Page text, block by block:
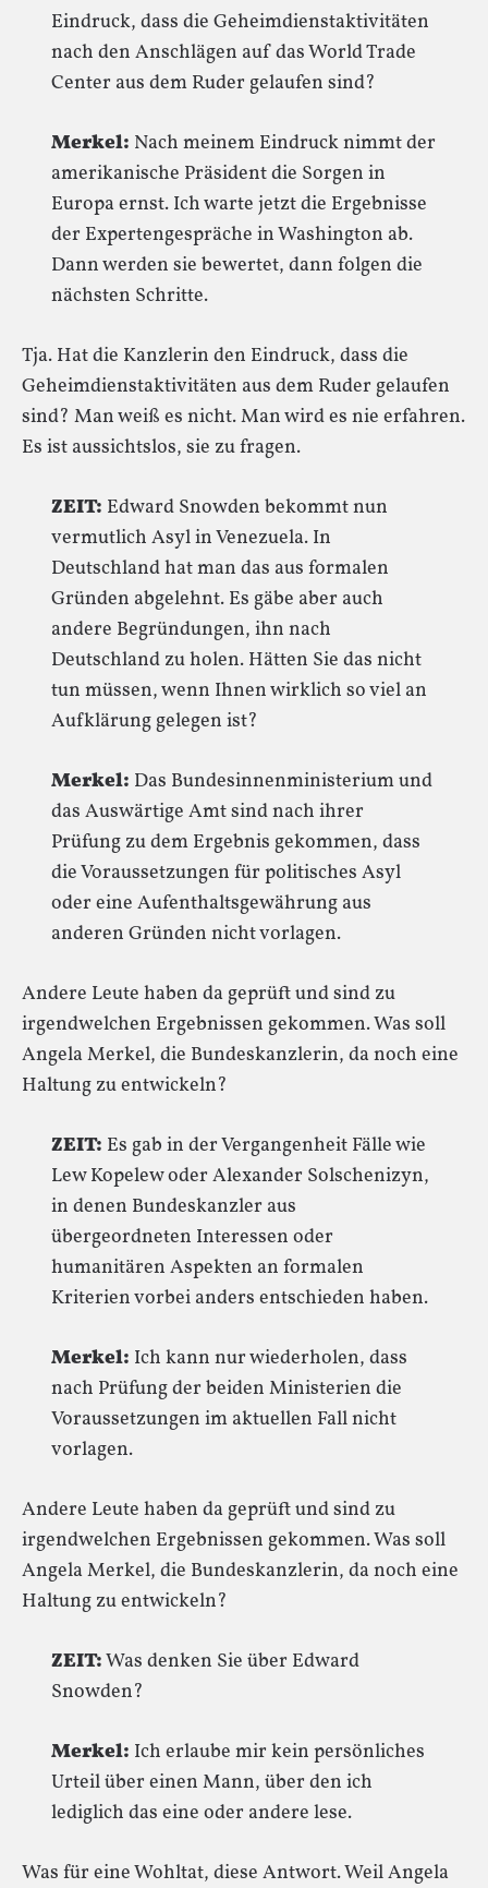
Eindruck, dass die Geheimdienstaktivitäten
nach den Anschlägen auf das World Trade
Center aus dem Ruder gelaufen sind?
Merkel: Nach meinem Eindruck nimmt der
amerikanische Präsident die Sorgen in
Europa ernst. Ich warte jetzt die Ergebnisse
der Expertengespräche in Washington ab.
Dann werden sie bewertet, dann folgen die
nächsten Schritte.
Tja. Hat die Kanzlerin den Eindruck, dass die
Geheimdienstaktivitäten aus dem Ruder gelaufen
sind? Man weiß es nicht. Man wird es nie erfahren.
Es ist aussichtslos, sie zu fragen.
ZEIT: Edward Snowden bekommt nun
vermutlich Asyl in Venezuela. In
Deutschland hat man das aus formalen
Gründen abgelehnt. Es gäbe aber auch
andere Begründungen, ihn nach
Deutschland zu holen. Hätten Sie das nicht
tun müssen, wenn Ihnen wirklich so viel an
Aufklärung gelegen ist?
Merkel: Das Bundesinnenministerium und
das Auswärtige Amt sind nach ihrer
Prüfung zu dem Ergebnis gekommen, dass
die Voraussetzungen für politisches Asyl
oder eine Aufenthaltsgewährung aus
anderen Gründen nicht vorlagen.
Andere Leute haben da geprüft und sind zu
irgendwelchen Ergebnissen gekommen. Was soll
Angela Merkel, die Bundeskanzlerin, da noch eine
Haltung zu entwickeln?
ZEIT: Es gab in der Vergangenheit Fälle wie
Lew Kopelew oder Alexander Solschenizyn,
in denen Bundeskanzler aus
übergeordneten Interessen oder
humanitären Aspekten an formalen
Kriterien vorbei anders entschieden haben.
Merkel: Ich kann nur wiederholen, dass
nach Prüfung der beiden Ministerien die
Voraussetzungen im aktuellen Fall nicht
vorlagen.
Andere Leute haben da geprüft und sind zu
irgendwelchen Ergebnissen gekommen. Was soll
Angela Merkel, die Bundeskanzlerin, da noch eine
Haltung zu entwickeln?
ZEIT:Was denken Sie über Edward
Snowden?
Merkel: Ich erlaube mir kein persönliches
Urteil über einen Mann, über den ich
lediglich das eine oder andere lese.
Was für eine Wohltat, diese Antwort. Weil Angela